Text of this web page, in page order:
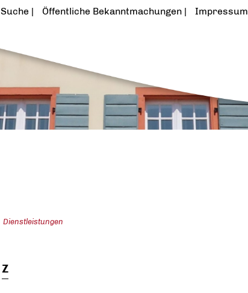
Suche Öffentliche Bekanntmachungen Impressum
Dienstleistungen
Z